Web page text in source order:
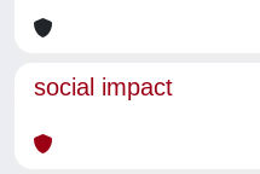
social impact